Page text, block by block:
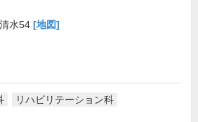
水54 [地図]
リハビリテーション科